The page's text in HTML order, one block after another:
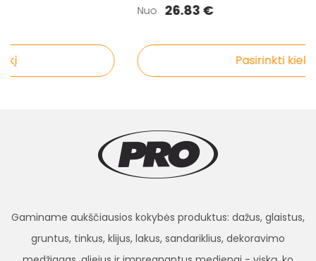
Nuo 26.83 €
Pasirinkti kiekį
Gaminame aukščiausios kokybės produktus: dažus, glaistus,
gruntus, tinkus, klijus, lakus, sandariklius, dekoravimo